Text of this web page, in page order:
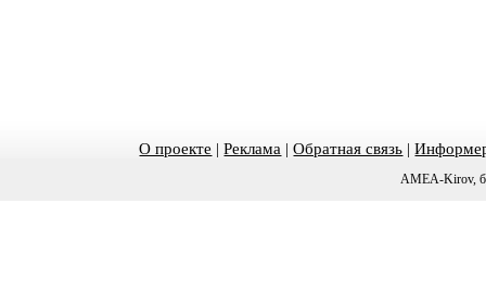
О проекте |Реклама |Обратная связь |
AMEA-Kirov,